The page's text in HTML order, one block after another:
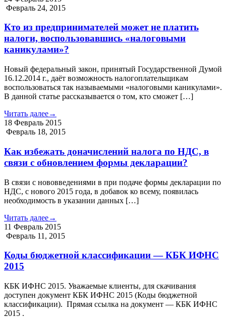
Февраль 24, 2015
Кто из предпринимателей может не платить
налоги, воспользовавшись «налоговыми
каникулами»?
Новый федеральный закон, принятый Государственной Думой
16.12.2014 г., даёт возможность налогоплательщикам
воспользоваться так называемыми «налоговыми каникулами».
В данной статье рассказывается о том, кто сможет […]
Читать далее→
18 Февраль 2015
Февраль 18, 2015
Как избежать доначислений налога по НДС, в
связи с обновлением формы декларации?
В связи с нововведениями в при подаче формы декларации по
НДС, с нового 2015 года, в добавок ко всему, появилась
необходимость в указании данных […]
Читать далее→
11 Февраль 2015
Февраль 11, 2015
Коды бюджетной классификации — КБК ИФНС
2015
КБК ИФНС 2015. Уважаемые клиенты, для скачивания
доступен документ КБК ИФНС 2015 (Коды бюджетной
классификации). Прямая ссылка на документ — КБК ИФНС
2015 .